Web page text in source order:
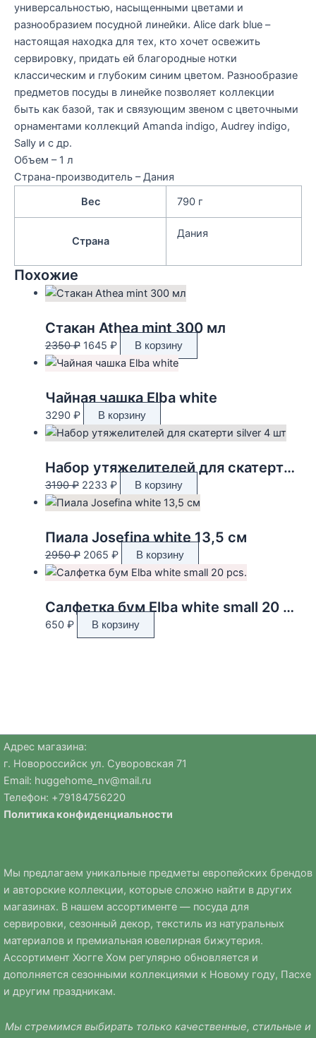
универсальностью, насыщенными цветами и
разнообразием посудной линейки. Alice dark blue –
настоящая находка для тех, кто хочет освежить
сервировку, придать ей благородные нотки
классическим и глубоким синим цветом. Разнообразие
предметов посуды в линейке позволяет коллекции
быть как базой, так и связующим звеном с цветочными
орнаментами коллекций Amanda indigo, Audrey indigo,
Sally и с др.
Объем – 1 л
Cтрана-производитель – Дания
Вес
790 г
Страна
Дания
Похожие
Стакан Athea mint 300 мл
2350₽ Первоначальная
цена
2350 ₽.
1645 ₽Текущая
цена:
В корзину
Чайная чашка Elba white
3290 ₽ В корзину
Набор утяжелителей для скатерти silver 4 шт
3190₽ Первоначальная
цена
3190 ₽.
2233 ₽Текущая
цена:
В корзину
Пиала Josefina white 13,5 см
2950₽ Первоначальная
цена
2950 ₽.
2065 ₽Текущая
цена:
В корзину
Салфетка бум Elba white small 20 pcs.
650 ₽ В корзину
Адрес магазина:
г. Новороссийск ул. Суворовская 71
Email: huggehome_nv@mail.ru
Телефон: +79184756220
Политика конфиденциальности
Мы предлагаем уникальные предметы европейских брендов
и авторские коллекции, которые сложно найти в других
магазинах. В нашем ассортименте — посуда для
сервировки, сезонный декор, текстиль из натуральных
материалов и премиальная ювелирная бижутерия.
Ассортимент Хюгге Хом регулярно обновляется и
дополняется сезонными коллекциями к Новому году, Пасхе
и другим праздникам.
Мы стремимся выбирать только качественные, стильные и